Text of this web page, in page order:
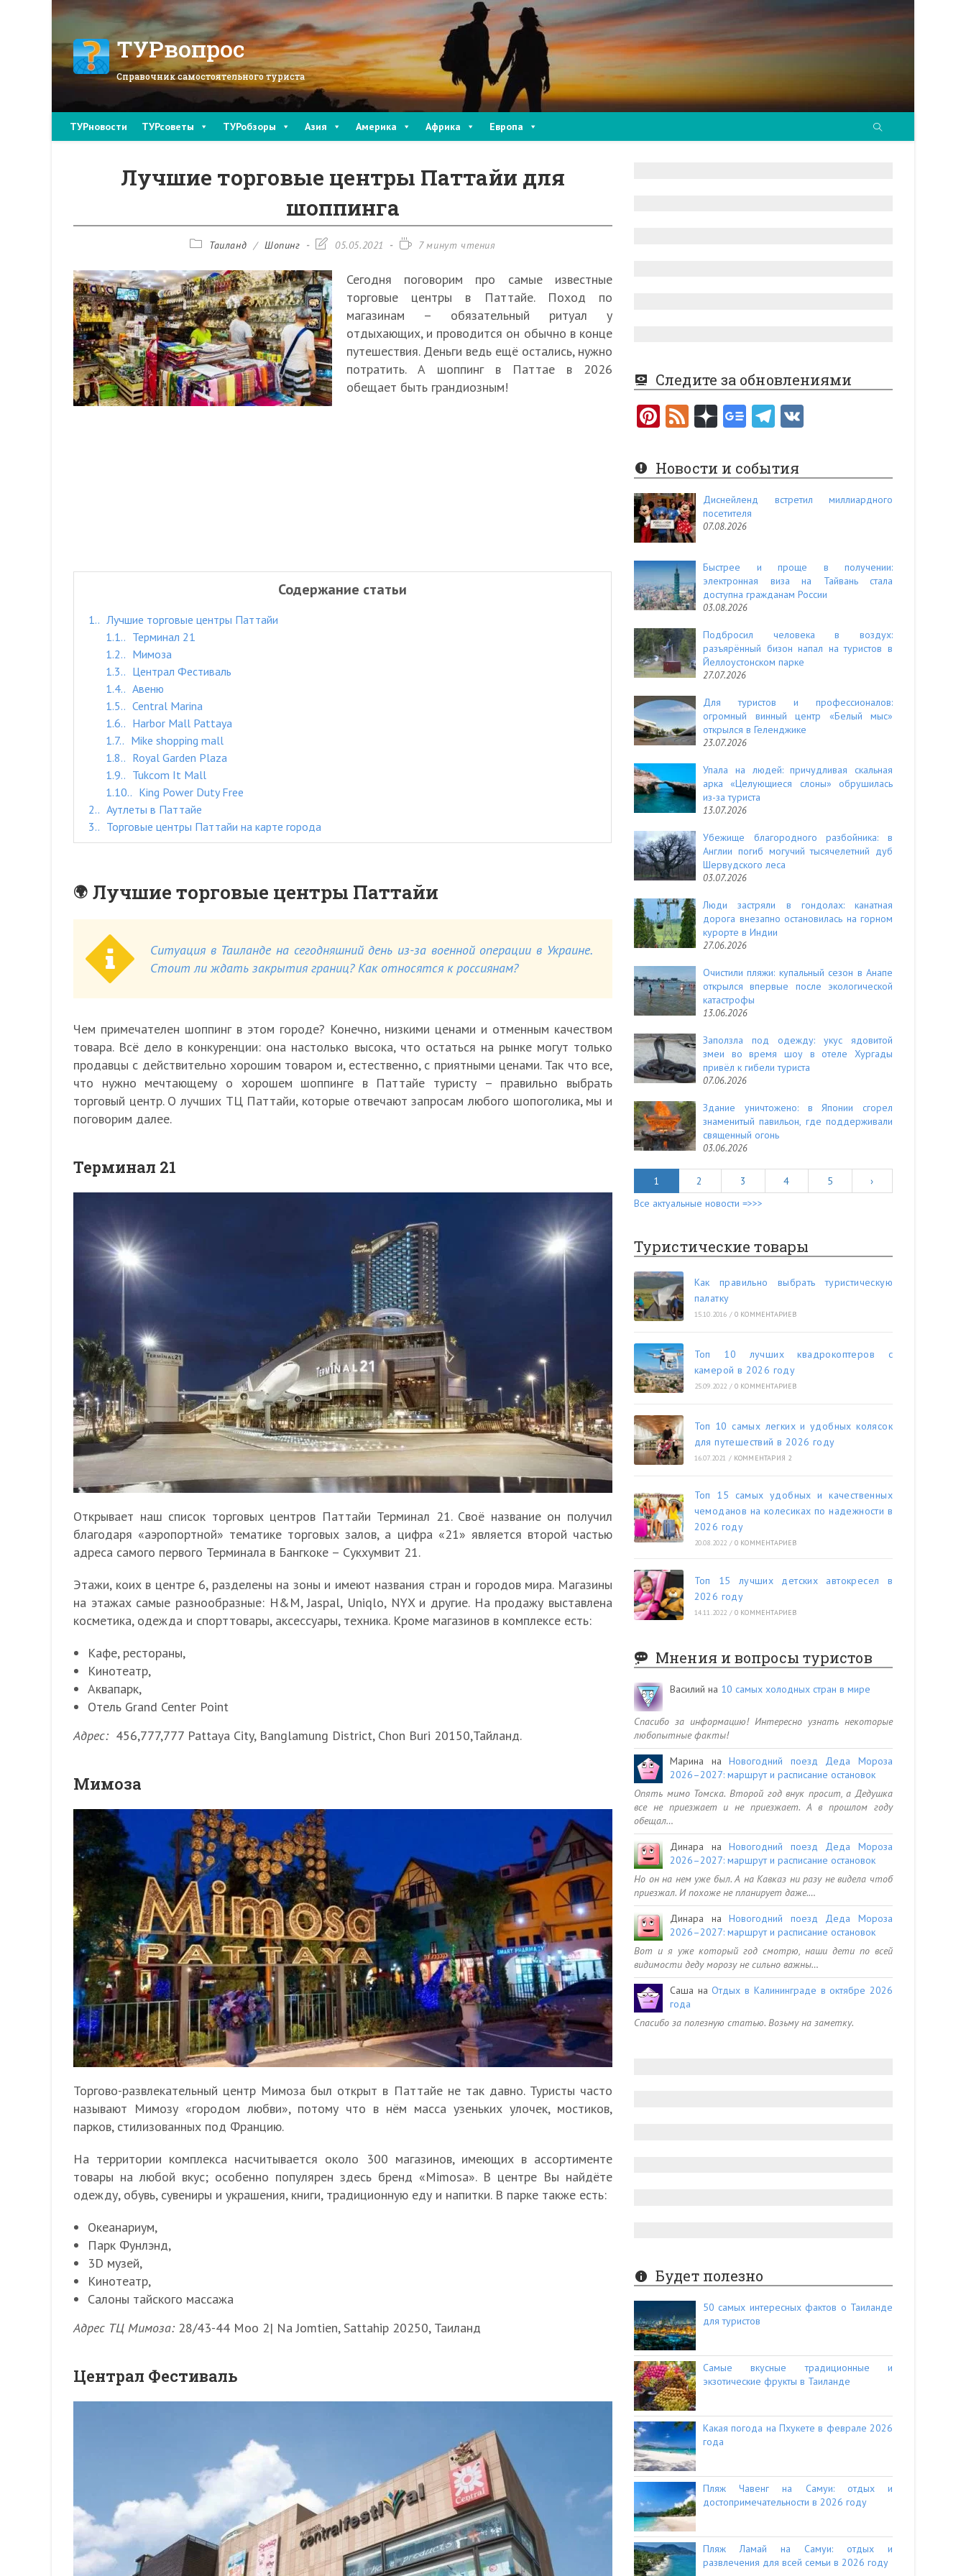
ТУРвопрос
Справочник самостоятельного туриста
ТУРновости ТУРсоветы ТУРобзоры Азия Америка Африка Европа
Лучшие торговые центры Паттайи для
шоппинга
РубрикаТаиланд / Шопинг
Запись05.05.2021
Время7 минут чтения
Сегодня поговорим про самые известные
торговые центры в Паттайе. Поход по
магазинам – обязательный ритуал у
отдыхающих, и проводится он обычно в конце
путешествия. Деньги ведь ещё остались, нужно
потратить. А шоппинг в Паттае в 2026
обещает быть грандиозным!
Содержание статьи
1.
Лучшие торговые центры Паттайи
1.1.
Терминал 21
1.2.
Мимоза
1.3.
Централ Фестиваль
1.4.
Авеню
1.5.
Central Marina
1.6.
Harbor Mall Pattaya
1.7.
Mike shopping mall
1.8.
Royal Garden Plaza
1.9.
Tukcom It Mall
1.10.
King Power Duty Free
2.
Аутлеты в Паттайе
3.
Торговые центры Паттайи на карте города
Лучшие торговые центры Паттайи
Ситуация в Таиланде на сегодняшний день из-за военной операции в Украине.
Стоит ли ждать закрытия границ? Как относятся к россиянам?
Чем примечателен шоппинг в этом городе? Конечно, низкими ценами и отменным качеством
товара. Всё дело в конкуренции: она настолько высока, что остаться на рынке могут только
продавцы с действительно хорошим товаром и, естественно, с приятными ценами. Так что все,
что нужно мечтающему о хорошем шоппинге в Паттайе туристу – правильно выбрать
торговый центр. О лучших ТЦ Паттайи, которые отвечают запросам любого шопоголика, мы и
поговорим далее.
Терминал 21
Открывает наш список торговых центров Паттайи Терминал 21. Своё название он получил
благодаря «аэропортной» тематике торговых залов, а цифра «21» является второй частью
адреса самого первого Терминала в Бангкоке – Сукхумвит 21.
Этажи, коих в центре 6, разделены на зоны и имеют названия стран и городов мира. Магазины
на этажах самые разнообразные: H&M, Jaspal, Uniqlo, NYX и другие. На продажу выставлена
косметика, одежда и спорттовары, аксессуары, техника. Кроме магазинов в комплексе есть:
Кафе, рестораны,
Кинотеатр,
Аквапарк,
Отель Grand Center Point
Адрес: 456,777,777 Pattaya City, Banglamung District, Chon Buri 20150,Тайланд.
Мимоза
Торгово-развлекательный центр Мимоза был открыт в Паттайе не так давно. Туристы часто
называют Мимозу «городом любви», потому что в нём масса узеньких улочек, мостиков,
парков, стилизованных под Францию.
На территории комплекса насчитывается около 300 магазинов, имеющих в ассортименте
товары на любой вкус; особенно популярен здесь бренд «Mimosa». В центре Вы найдёте
одежду, обувь, сувениры и украшения, книги, традиционную еду и напитки. В парке также есть:
Океанариум,
Парк Фунлэнд,
3D музей,
Кинотеатр,
Салоны тайского массажа
Адрес ТЦ Мимоза: 28/43-44 Moo 2| Na Jomtien, Sattahip 20250, Таиланд
Централ Фестиваль
Следите за обновлениями
Pi
er
es
t
F
e
d
Новости и события
Диснейленд встретил миллиардного
посетителя
07.08.2026
Быстрее и проще в получении:
электронная виза на Тайвань стала
доступна гражданам России
03.08.2026
Подбросил человека в воздух:
разъярённый бизон напал на туристов в
Йеллоустонском парке
27.07.2026
Для туристов и профессионалов:
огромный винный центр «Белый мыс»
открылся в Геленджике
23.07.2026
Упала на людей: причудливая скальная
арка «Целующиеся слоны» обрушилась
из-за туриста
13.07.2026
Убежище благородного разбойника: в
Англии погиб могучий тысячелетний дуб
Шервудского леса
03.07.2026
Люди застряли в гондолах: канатная
дорога внезапно остановилась на горном
курорте в Индии
27.06.2026
Очистили пляжи: купальный сезон в Анапе
открылся впервые после экологической
катастрофы
13.06.2026
Заползла под одежду: укус ядовитой
змеи во время шоу в отеле Хургады
привёл к гибели туриста
07.06.2026
Здание уничтожено: в Японии сгорел
знаменитый павильон, где поддерживали
священный огонь
03.06.2026
1 2 3 4 5
›
Все актуальные новости =>>>
Туристические товары
Как правильно выбрать туристическую
палатку
15.10.2016 / 0 КОММЕНТАРИЕВ
Топ 10 лучших квадрокоптеров с
камерой в 2026 году
25.09.2022 / 0 КОММЕНТАРИЕВ
Топ 10 самых легких и удобных колясок
для путешествий в 2026 году
16.07.2021 / КОММЕНТАРИЯ 2
Топ 15 самых удобных и качественных
чемоданов на колесиках по надежности в
2026 году
20.08.2022 / 0 КОММЕНТАРИЕВ
Топ 15 лучших детских автокресел в
2026 году
14.11.2022 / 0 КОММЕНТАРИЕВ
Мнения и вопросы туристов
Василий на 10 самых холодных стран в мире
Спасибо за информацию! Интересно узнать некоторые
любопытные факты!
Марина наНовогодний поезд Деда Мороза
2026–2027: маршрут и расписание остановок
Опять мимо Томска. Второй год внук просит, а Дедушка
все не приезжает и не приезжает. А в прошлом году
обещал…
Динара наНовогодний поезд Деда Мороза
2026–2027: маршрут и расписание остановок
Но он на нем уже был. А на Кавказ ни разу не видела чтоб
приезжал. И похоже не планирует даже.…
Динара наНовогодний поезд Деда Мороза
2026–2027: маршрут и расписание остановок
Вот и я уже который год смотрю, наши дети по всей
видимости деду морозу не сильно важны…
Саша наОтдых в Калининграде в октябре 2026
года
Спасибо за полезную статью. Возьму на заметку.
Будет полезно
50 самых интересных фактов о Таиланде
для туристов
Самые вкусные традиционные и
экзотические фрукты в Таиланде
Какая погода на Пхукете в феврале 2026
года
Пляж Чавенг на Самуи: отдых и
достопримечательности в 2026 году
Пляж Ламай на Самуи: отдых и
развлечения для всей семьи в 2026 году